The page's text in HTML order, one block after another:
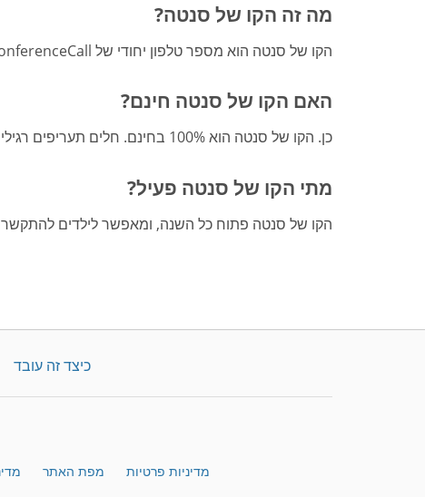
מה זה הקו של סנטה?
הקו של סנטה הוא מספר טלפון יחודי של FreeConferenceCall המסייע למשפחות בכל רחבי העולם להיכנס לרוח החג. התקשרו לקו של סנטה והביעו את משאלות החג שלכם.
האם הקו של סנטה חינם?
כן. הקו של סנטה הוא 100% בחינם. חלים תעריפים רגילים של הספקים.
מתי הקו של סנטה פעיל?
הקו של סנטה פתוח כל השנה, ומאפשר לילדים
כיצד זה עובד
מדיניות פרטיות מפת האתר